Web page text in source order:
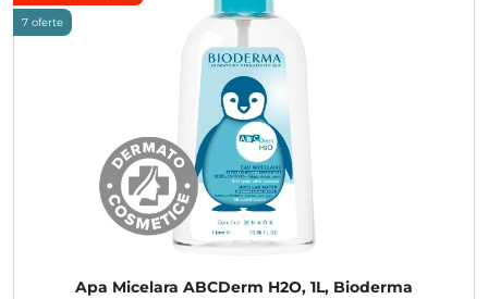
Apa Micelara ABCDerm H2O, 1L, Bioderma
7 oferte